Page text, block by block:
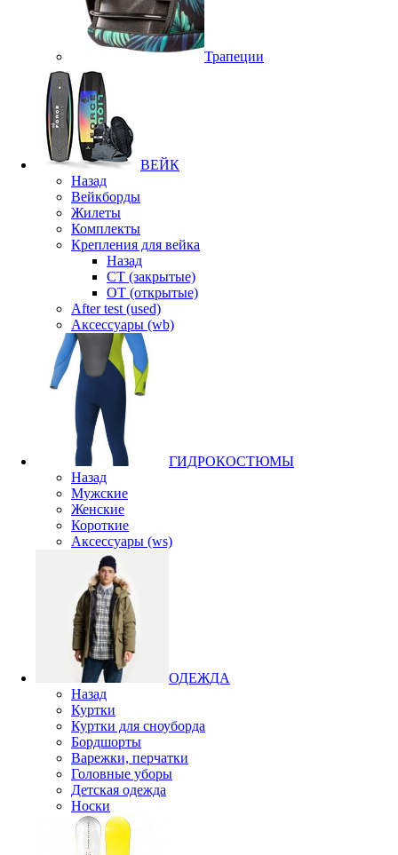
Трапеции
ВЕЙК
Назад
Вейкборды
Жилеты
Комплекты
Крепления для вейка
Назад
CT (закрытые)
OT (открытые)
After test (used)
Аксессуары (wb)
ГИДРОКОСТЮМЫ
Назад
Мужские
Женские
Короткие
Аксессуары (ws)
ОДЕЖДА
Назад
Куртки
Куртки для сноуборда
Бордшорты
Варежки, перчатки
Головные уборы
Детская одежда
Носки